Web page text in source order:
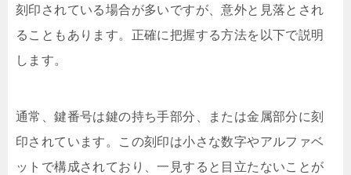
刻印されている場合が多いですが、意外と見落とされ
ることもあります。正確に把握する方法を以下で説明
します。
通常、鍵番号は鍵の持ち手部分、または金属部分に刻
印されています。この刻印は小さな数字やアルファベ
ットで構成されており、一見すると目立たないことが